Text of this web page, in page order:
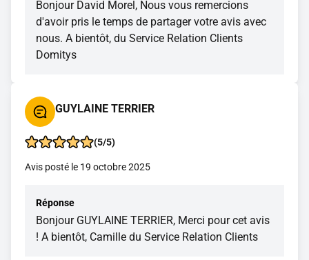
Bonjour David Morel, Nous vous remercions
d'avoir pris le temps de partager votre avis avec
nous. A bientôt, du Service Relation Clients
Domitys
GUYLAINE TERRIER
(5/5)
Avis posté le 19 octobre 2025
Réponse
Bonjour GUYLAINE TERRIER, Merci pour cet avis
! A bientôt, Camille du Service Relation Clients